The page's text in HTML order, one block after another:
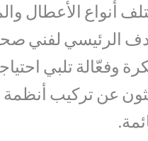
أنواع الأعطال
الرئيسي لفني
وفعّالة تلبي
عن تركيب أنظمة